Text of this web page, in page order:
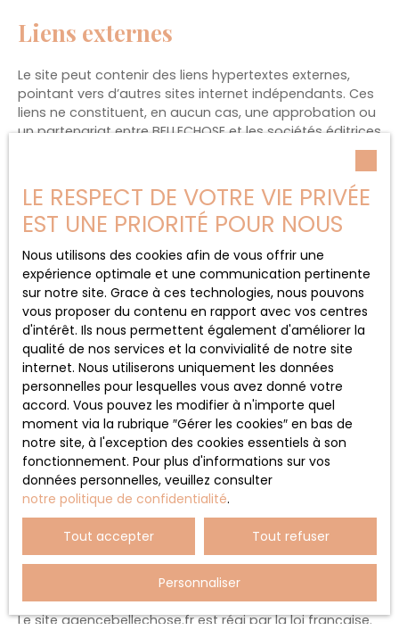
Liens externes
Le site peut contenir des liens hypertextes externes,
pointant vers d’autres sites internet indépendants. Ces
liens ne constituent, en aucun cas, une approbation ou
un partenariat entre BELLECHOSE et les sociétés éditrices
des sites externes. Dès lors, l’éditeur du présent site ne
saurait être tenu responsable de leurs contenus, leurs
produits, leurs publicités ou tous éléments ou services
présentés. En outre, l’éditeur du présent site ne garantit
pas la qualité permanente et continue du contenu de
Force majeure
La responsabilité de l’éditeur du site ne pourra être
engagée en cas de force majeure ou de faits
indépendants de sa volonté.
Modifications des mentions
légales
L’éditeur se réserve le droit de modifier, librement et à
tout moment, les mentions légales du site. L’utilisation
du site constitue l’acceptation des mentions légales en
vigueur.
Loi applicable
Le site agencebellechose.fr est régi par la loi française.
LE RESPECT DE VOTRE VIE PRIVÉE
EST UNE PRIORITÉ POUR NOUS
Nous utilisons des cookies afin de vous offrir une
expérience optimale et une communication pertinente
sur notre site. Grace à ces technologies, nous pouvons
vous proposer du contenu en rapport avec vos centres
d'intérêt. Ils nous permettent également d'améliorer la
qualité de nos services et la convivialité de notre site
internet. Nous utiliserons uniquement les données
personnelles pour lesquelles vous avez donné votre
accord. Vous pouvez les modifier à n'importe quel
moment via la rubrique ″Gérer les cookies″ en bas de
notre site, à l'exception des cookies essentiels à son
fonctionnement. Pour plus d'informations sur vos
données personnelles, veuillez consulter
notre politique de confidentialité.
Tout accepter Tout refuser
Personnaliser